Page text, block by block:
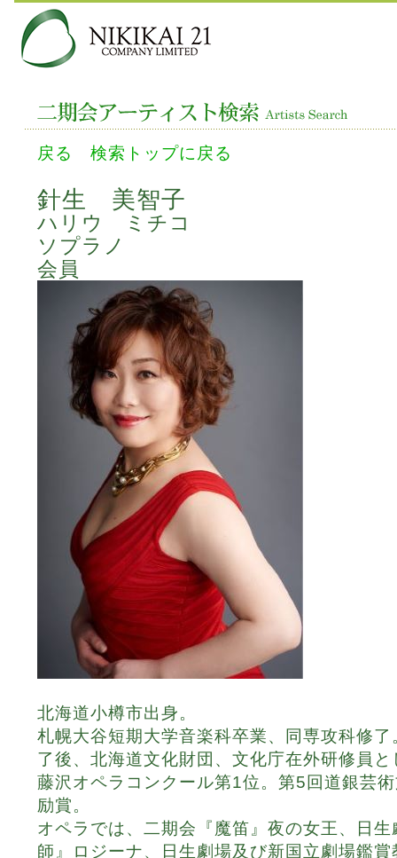
戻る 検索トップに戻る
針生 美智子
ハリウ ミチコ
ソプラノ
会員
北海道小樽市出身。
札幌大谷短期大学音楽科卒業、同専攻科修
了後、北海道文化財団、文化庁在外研修員
藤沢オペラコンクール第1位。第5回道銀芸
励賞。
オペラでは、二期会『魔笛』夜の女王、日
師』ロジーナ、日生劇場及び新国立劇場鑑